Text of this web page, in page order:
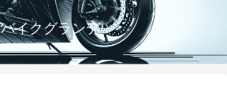
バイクグランデ